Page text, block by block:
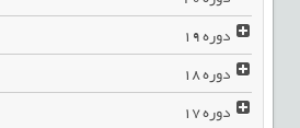
دوره19
دوره18
دوره17